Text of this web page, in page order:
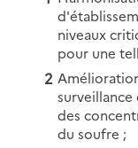
niveaux
pour une
des
du soufre ;